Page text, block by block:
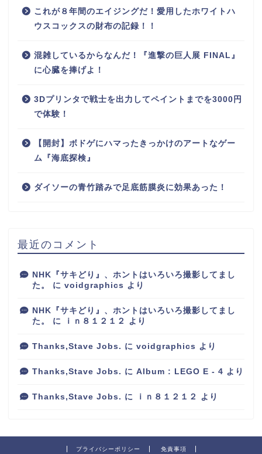
これが８年間のエイジングだ！愛用したホワイトハ
ウスコックスの財布の記録！！
混雑しているからなんだ！『進撃の巨人展 FINAL』
に心臓を捧げよ！
3Dプリンタで戦士を出力してペイントまでを3000円
で体験！
【開封】ボドゲにハマったきっかけのアートなゲー
ム『海底探検』
ダイソーの青竹踏みで足底筋膜炎に効果あった！
最近のコメント
NHK『サキどり』、ホントはいろいろ撮影してまし
た。
に voidgraphics より
NHK『サキどり』、ホントはいろいろ撮影してまし
た。
に ｉｎ８１２１２ より
Thanks,Stave Jobs. に voidgraphics より
Thanks,Stave Jobs. に Album : LEGO E - 4 より
Thanks,Stave Jobs. に ｉｎ８１２１２ より
プライバシーポリシー 免責事項